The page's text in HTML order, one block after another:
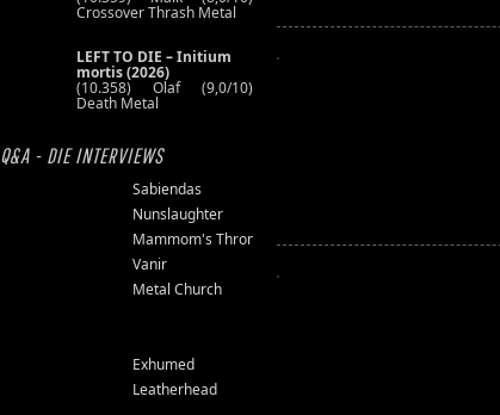
Crossover Thrash Metal
LEFT TO DIE – Initium
mortis (2026)
(10.358) Olaf (9,0/10)
Death Metal
Q&A - DIE INTERVIEWS
Sabiendas
Nunslaughter
Mammom's Throne
Vanir
Metal Church
Exhumed
Leatherhead